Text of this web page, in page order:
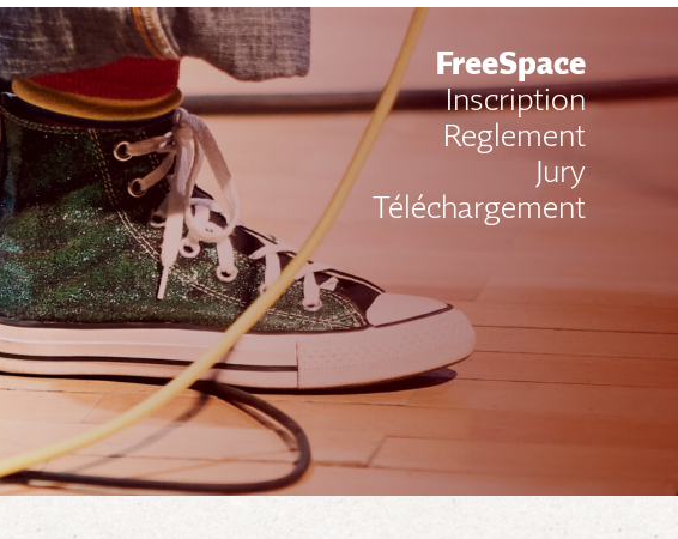
FreeSpace
Inscription
Reglement
Jury
Téléchargement